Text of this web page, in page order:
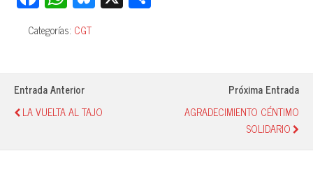
ce
bo
ok
ha
ts
A
pp
ue
y pa
Categorías: CGT
Entrada Anterior
LA VUELTA AL TAJO
Próxima Entrada
AGRADECIMIENTO CÉNTIMO
SOLIDARIO